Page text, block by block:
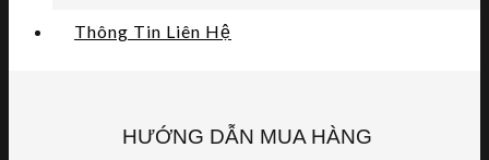
Thông Tin Liên Hệ
HƯỚNG DẪN MUA HÀNG